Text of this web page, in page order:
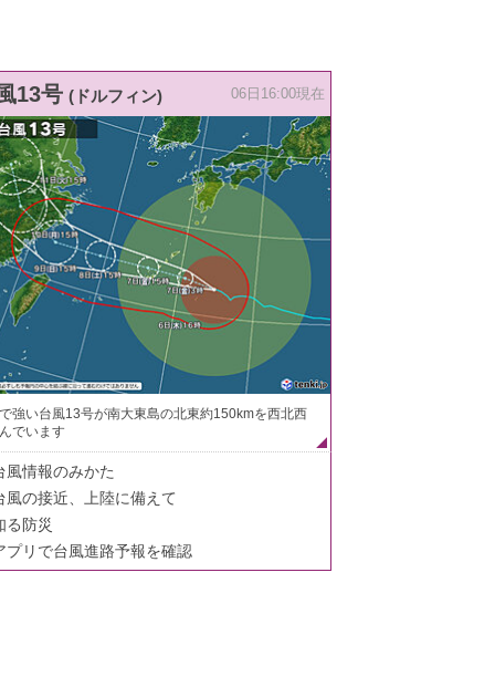
13号 (ドルフィン) 06日16:00現在
強い台風13号が南大東島の北東約150kmを西北西
でいます
風情報のみかた
風の接近、上陸に備えて
る防災
プリで台風進路予報を確認